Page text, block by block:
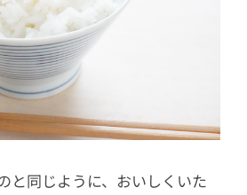
と同じように、おいしくいた